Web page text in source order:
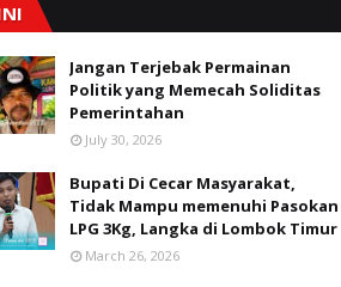
Jangan Terjebak Permainan
Politik yang Memecah Soliditas
Pemerintahan
July 30, 2026
Bupati Di Cecar Masyarakat,
Tidak Mampu memenuhi Pasokan
LPG 3Kg, Langka di Lombok Timur
March 26, 2026